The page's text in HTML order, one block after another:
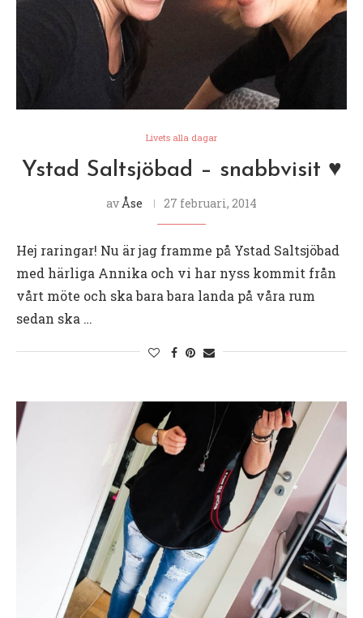
Livets alla dagar
Ystad Saltsjöbad – snabbvisit ♥
av Åse 27 februari, 2014
Hej raringar! Nu är jag framme på Ystad Saltsjöbad
med härliga Annika och vi har nyss kommit från
vårt möte och ska bara bara landa på våra rum
sedan ska …